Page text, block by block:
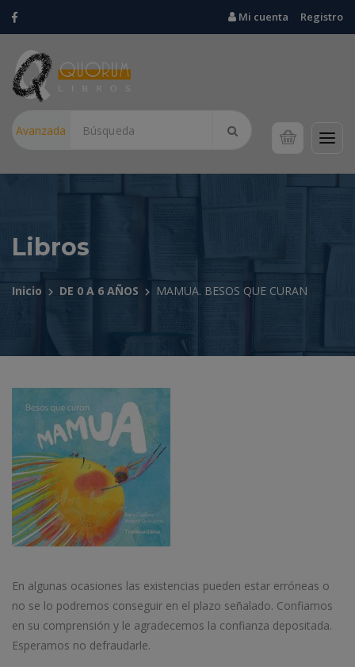
Mi cuenta Registro
Avanzada
Libros
Inicio DE 0 A 6 AÑOS MAMUA. BESOS QUE CURAN
En algunas ocasiones las existencias pueden estar erróneas o
no se lo podremos conseguir en el plazo señalado. Confiamos
en su comprensión y le agradecemos la confianza depositada.
Esperamos no defraudarle.